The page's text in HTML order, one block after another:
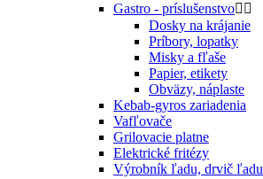
Gastro - príslušenstvo 
Dosky na krájanie
Príbory, lopatky
Misky a fľaše
Papier, etikety
Obväzy, náplaste
Kebab-gyros zariadenia
Vafľovače
Grilovacie platne
Elektrické fritézy
Výrobník ľadu, drvič ľadu